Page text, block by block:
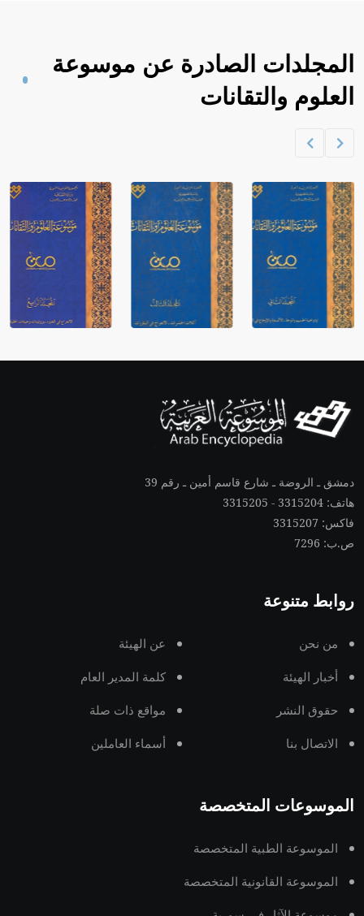
المجلدات الصادرة عن موسوعة
العلوم والتقانات
دمشق ـ الروضة ـ شارع قاسم أمين ـ رقم 39
هاتف: 3315204 - 3315205
فاكس: 3315207
ص.ب: 7296
روابط متنوعة
من نحن عن الهيئة
أخبار الهيئة كلمة المدير العام
حقوق النشر مواقع ذات صلة
الاتصال بنا أسماء العاملين
الموسوعات المتخصصة
الموسوعة الطبية المتخصصة
الموسوعة القانونية المتخصصة